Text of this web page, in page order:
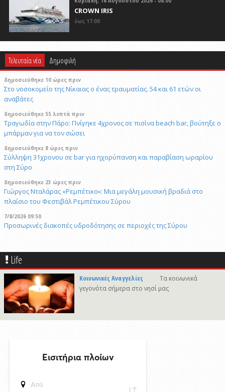
CROWN IRIS
έως 17:00
Τελευταία νέα Δημοφιλή
δημοσιεύθηκε 10 ώρες πριν
Στο νοσοκομείο της Νίκαιας ο ένας τραυματίας. 54 και 61 ετών οι
αναβάτες
δημοσιεύθηκε 55 λεπτά πριν
Τραγωδία στην Πάρο: Πνίγηκε 4χρονος σε πισίνα beach bar, βούτηξε ο
μπάρμαν για να τον σώσει
δημοσιεύθηκε 8 ώρες πριν
Σύλληψη 31χρονου σε bar για ηχορύπανση και παραβίαση ωραρίου
στη Σύρο
δημοσιεύθηκε 23 ώρες πριν
Γιώργος Νταλάρας «Ρεμπέτικο»: Μια μεγάλη μουσική βραδιά στο
πλαίσιο του Φεστιβάλ Ρεμπέτικου Σύρου
7/8/2026 09:50
Προσωρινές διακοπές υδροδότησης σε περιοχές της Σύρου
αλλάζει όσα γνωρίζαμε για τη ζωή: «Οι άνθρωποι δεν κυβερνάμε τον
κόσμο»
δημοσιεύθηκε 11 ώρες πριν
Επανεκλογή του Αθ. Κουσαθανά - Μέγα στη θέση του Προέδρου του
Λιμενικού Ταμείου Μυκόνου
6/8/2026 22:03
29/4/2026 18:53
CNN: Ο κορυφαίος στρατηγός του Τραμπ αναζητά διέξοδο από τον
7/8/2026 17:35
Life
Κοινωνικές Αναγγελίες
Τα κοινωνικά
γεγονότα σήμερα στο νησί μας